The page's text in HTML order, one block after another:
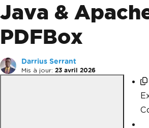
Java &
PDFBox
Darrius Serrant
Mis à jour: 23 avril 2026